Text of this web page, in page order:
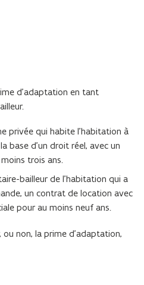
d’adaptation en tant
privée qui habite l’habitation à
base d’un droit réel, avec un
trois ans.
bailleur de l’habitation qui a
un contrat de location avec
pour au moins neuf ans.
non, la prime d’adaptation,